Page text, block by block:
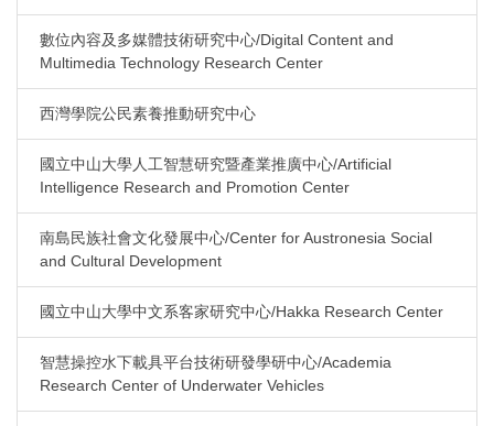
數位內容及多媒體技術研究中心/Digital Content and
Multimedia Technology Research Center
西灣學院公民素養推動研究中心
國立中山大學人工智慧研究暨產業推廣中心/Artificial
Intelligence Research and Promotion Center
南島民族社會文化發展中心/Center for Austronesia Social
and Cultural Development
國立中山大學中文系客家研究中心/Hakka Research Center
智慧操控水下載具平台技術研發學研中心/Academia
Research Center of Underwater Vehicles